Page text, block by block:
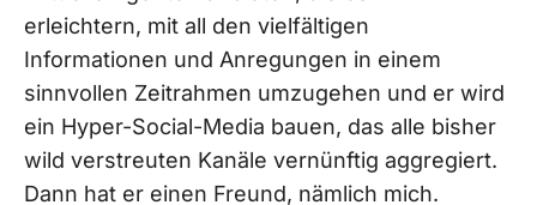
erleichtern, mit all den vielfältigen
Informationen und Anregungen in einem
sinnvollen Zeitrahmen umzugehen und er wird
ein Hyper-Social-Media bauen, das alle bisher
wild verstreuten Kanäle vernünftig aggregiert.
Dann hat er einen Freund, nämlich mich.